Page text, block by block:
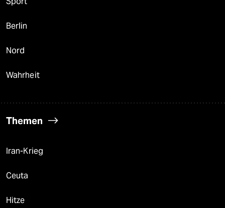
Berlin
Nord
Wahrheit
Themen
Iran-Krieg
Ceuta
Hitze